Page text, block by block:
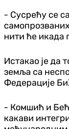
- Сусрећу се
нити ће икада
Истакао је да
земља са
Федерације
- Комшић и
какави